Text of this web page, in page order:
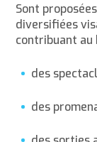
Sont
diversifiées
contribuant au
des
des